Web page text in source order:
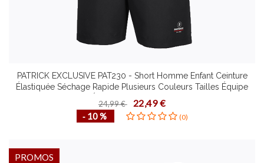
PATRICK EXCLUSIVE PAT230 - Short Homme Enfant Ceinture
Élastiquée Séchage Rapide Plusieurs Couleurs Tailles Équipe
Étirement Dynamique
24,99 € 22,49 €
‐ 10 % (0)
PROMOS